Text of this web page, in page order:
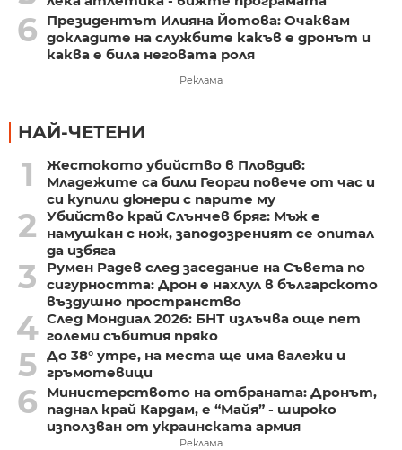
6
Президентът Илияна Йотова: Очаквам
докладите на службите какъв е дронът и
каква е била неговата роля
Реклама
НАЙ-ЧЕТЕНИ
1
Жестокото убийство в Пловдив:
Младежите са били Георги повече от час и
си купили дюнери с парите му
2
Убийство край Слънчев бряг: Мъж е
намушкан с нож, заподозреният се опитал
да избяга
3
Румен Радев след заседание на Съвета по
сигурността: Дрон е нахлул в българското
въздушно пространство
4 След Мондиал 2026: БНТ излъчва още пет
големи събития пряко
5 До 38° утре, на места ще има валежи и
гръмотевици
6
Министерството на отбраната: Дронът,
паднал край Кардам, е “Майя” - широко
използван от украинската армия
Реклама